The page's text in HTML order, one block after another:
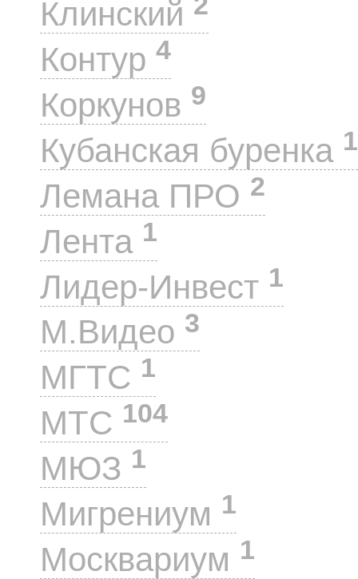
Клинский
Контур 4
Коркунов 9
Кубанская буренка 1
Лемана ПРО 2
Лента 1
Лидер-Инвест 1
М.Видео 3
МГТС 1
МТС 104
МЮЗ 1
Мигрениум 1
Москвариум 1